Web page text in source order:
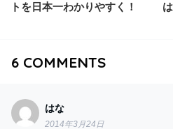
トを日本一わかりやすく！
6COMMENTS
はな
2014年3月24日